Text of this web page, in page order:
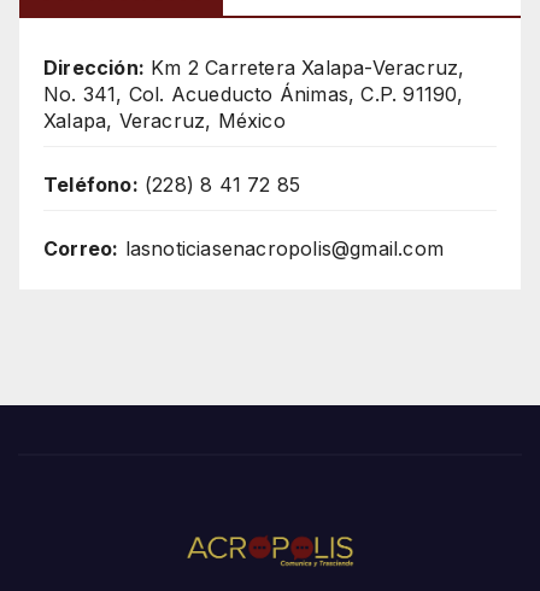
Dirección: Km 2 Carretera Xalapa-Veracruz,
No. 341, Col. Acueducto Ánimas, C.P. 91190,
Xalapa, Veracruz, México
Teléfono: (228) 8 41 72 85
Correo: lasnoticiasenacropolis@gmail.com